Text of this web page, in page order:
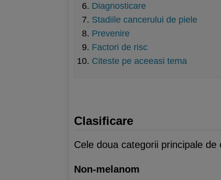
Diagnosticare
Stadiile cancerului de piele
Prevenire
Factori de risc
Citeste pe aceeasi tema
Clasificare
Cele doua categorii principale
Non-melanom